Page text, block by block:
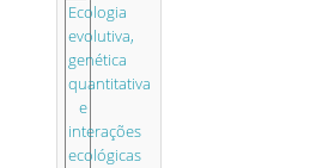
Ecologia
evolutiva,
genética
quantitativa
e
interações
ecológicas